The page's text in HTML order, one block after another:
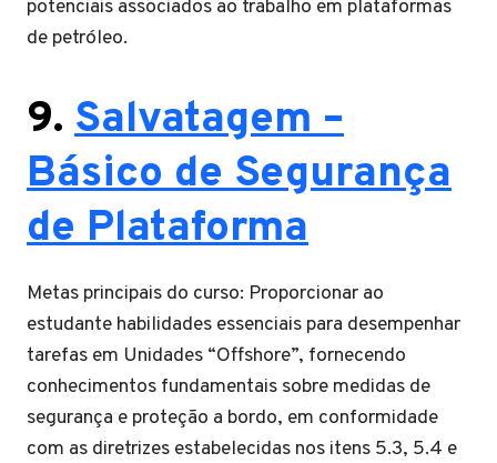
potenciais associados ao trabalho em plataformas
de petróleo.
9. Salvatagem –
Básico de Segurança
de Plataforma
Metas principais do curso: Proporcionar ao
estudante habilidades essenciais para desempenhar
tarefas em Unidades “Offshore”, fornecendo
conhecimentos fundamentais sobre medidas de
segurança e proteção a bordo, em conformidade
com as diretrizes estabelecidas nos itens 5.3, 5.4 e